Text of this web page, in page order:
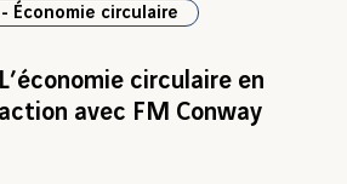
Économie circulaire
L’économie circulaire en
action avec FM Conway